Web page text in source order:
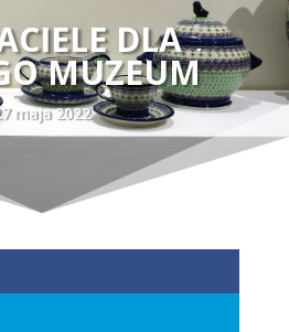
DLA
MUZEUM
maja 2022